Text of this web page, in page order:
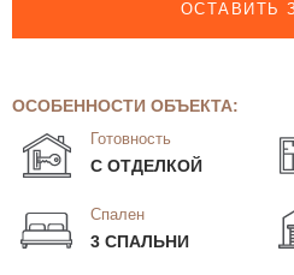
ОСТАВИТЬ
ОСОБЕННОСТИ ОБЪЕКТА:
Готовность
С ОТДЕЛКОЙ
Спален
3 СПАЛЬНИ